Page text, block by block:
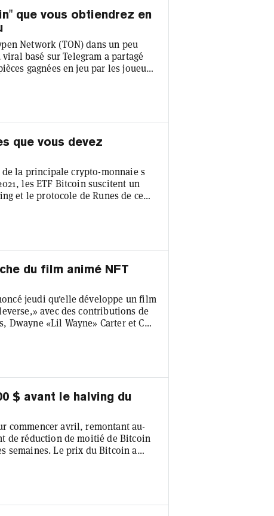
que vous obtiendrez en
Network (TON) dans un peu
basé sur Telegram a partagé
gagnées en jeu par les joueurs
de téléphone, mais ce total
un peu compliqué. L'équipe
que vous devez
la principale crypto-monnaie s
les ETF Bitcoin suscitent un
et le protocole de Runes de ce
derniers temps, les actifs de
la bataille entre les
du film animé NFT
jeudi qu'elle développe un film
avec des contributions de
«Lil Wayne» Carter et Coi
en janvier 2023, et sera réalisé
«Burnt Toast» Martin.
$ avant le halving du
commencer avril, remontant au-
de réduction de moitié de Bitcoin
semaines. Le prix du Bitcoin a
a vu la principale
en dessous du niveau de 70